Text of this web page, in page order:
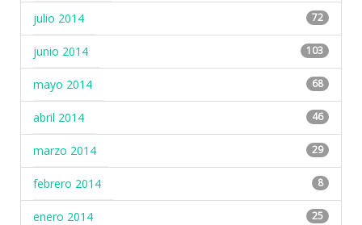
julio 2014 72
junio 2014 103
mayo 2014 68
abril 2014 46
marzo 2014 29
febrero 2014 8
enero 2014 25